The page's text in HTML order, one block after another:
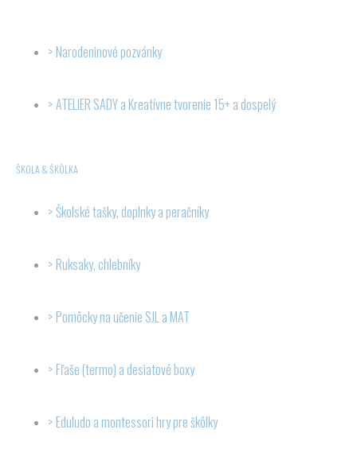
Narodeninové pozvánky
ATELIER SADY a Kreatívne tvorenie 15+ a dospelý
ŠKOLA & ŠKÔLKA
Školské tašky, doplnky a peračníky
Ruksaky, chlebníky
Pomôcky na učenie SJL a MAT
Fľaše (termo) a desiatové boxy
Eduludo a montessori hry pre škôlky